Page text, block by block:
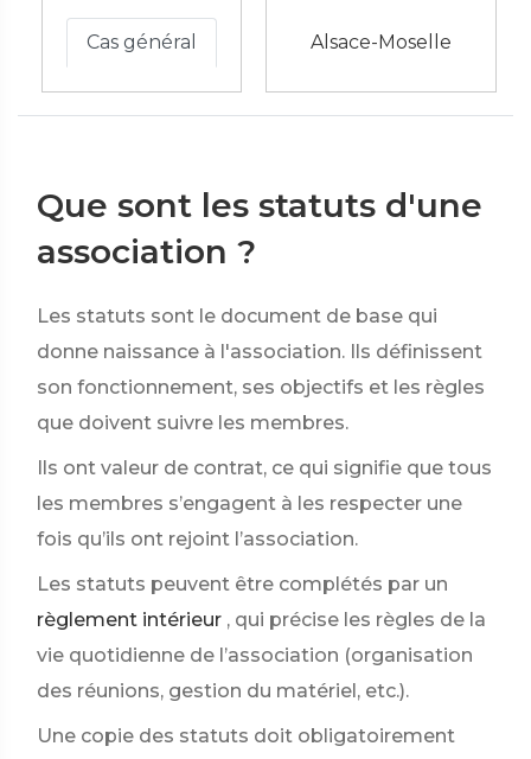
Cas général Alsace-Moselle
Que sont les statuts d'une
association ?
Les statuts sont le document de base qui
donne naissance à l'association. Ils définissent
son fonctionnement, ses objectifs et les règles
que doivent suivre les membres.
Ils ont valeur de contrat, ce qui signifie que tous
les membres s’engagent à les respecter une
fois qu’ils ont rejoint l’association.
Les statuts peuvent être complétés par un
règlement intérieur , qui précise les règles de la
vie quotidienne de l’association (organisation
des réunions, gestion du matériel, etc.).
Une copie des statuts doit obligatoirement